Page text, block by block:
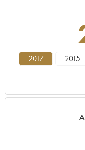
2017 2015